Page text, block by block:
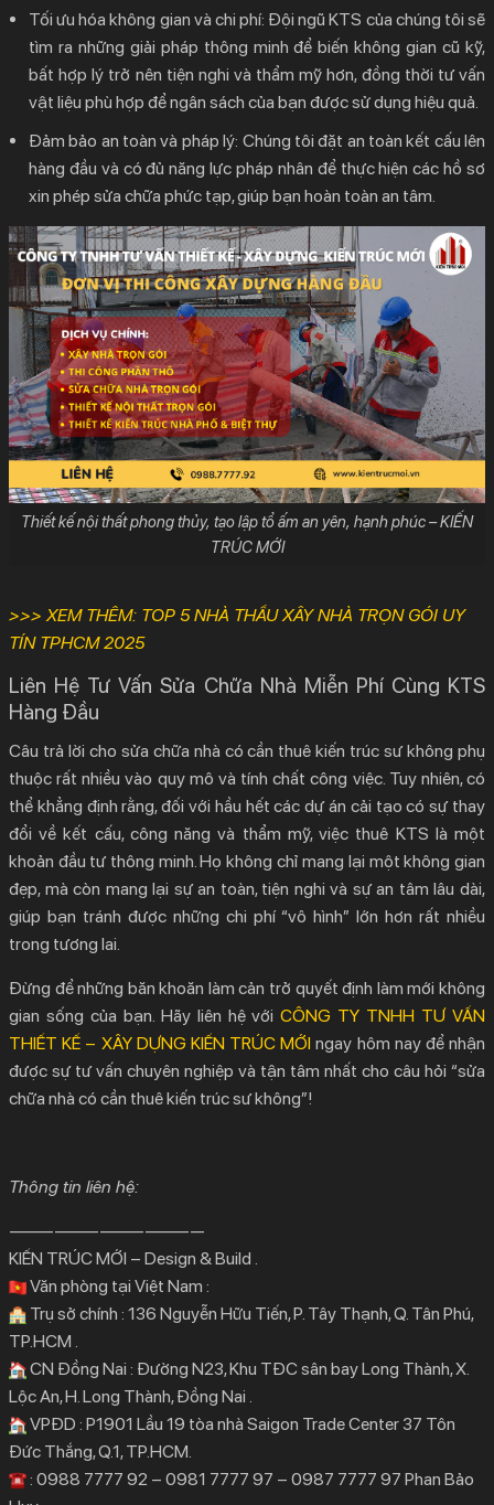
Tối ưu hóa không gian và chi phí: Đội ngũ KTS của chúng tôi sẽ
tìm ra những giải pháp thông minh để biến không gian cũ kỹ,
bất hợp lý trở nên tiện nghi và thẩm mỹ hơn, đồng thời tư vấn
vật liệu phù hợp để ngân sách của bạn được sử dụng hiệu quả.
Đảm bảo an toàn và pháp lý: Chúng tôi đặt an toàn kết cấu lên
hàng đầu và có đủ năng lực pháp nhân để thực hiện các hồ sơ
xin phép sửa chữa phức tạp, giúp bạn hoàn toàn an tâm.
Thiết kế nội thất phong thủy, tạo lập tổ ấm an yên, hạnh phúc – KIẾN
TRÚC MỚI
>>> XEM THÊM: TOP 5 NHÀ THẦU XÂY NHÀ TRỌN GÓI UY
TÍN TPHCM 2025
Liên Hệ Tư Vấn Sửa Chữa Nhà Miễn Phí Cùng KTS
Hàng Đầu
Câu trả lời cho sửa chữa nhà có cần thuê kiến trúc sư không phụ
thuộc rất nhiều vào quy mô và tính chất công việc. Tuy nhiên, có
thể khẳng định rằng, đối với hầu hết các dự án cải tạo có sự thay
đổi về kết cấu, công năng và thẩm mỹ, việc thuê KTS là một
khoản đầu tư thông minh. Họ không chỉ mang lại một không gian
đẹp, mà còn mang lại sự an toàn, tiện nghi và sự an tâm lâu dài,
giúp bạn tránh được những chi phí “vô hình” lớn hơn rất nhiều
trong tương lai.
Đừng để những băn khoăn làm cản trở quyết định làm mới không
gian sống của bạn. Hãy liên hệ vớiCÔNG TY TNHH TƯ VẤN
THIẾT KẾ – XÂY DỰNG KIẾN TRÚC MỚI ngay hôm nay để nhận
được sự tư vấn chuyên nghiệp và tận tâm nhất cho câu hỏi “sửa
chữa nhà có cần thuê kiến trúc sư không”!
Thông tin liên hệ:
—————————————
KIẾN TRÚC MỚI – Design & Build .
Văn phòng tại Việt Nam :
Trụ sở chính : 136 Nguyễn Hữu Tiến, P. Tây Thạnh, Q. Tân Phú,
TP.HCM .
CN Đồng Nai : Đường N23, Khu TĐC sân bay Long Thành, X.
Lộc An, H. Long Thành, Đồng Nai .
VPĐD : P1901 Lầu 19 tòa nhà Saigon Trade Center 37 Tôn
Đức Thắng, Q.1, TP.HCM.
: 0988 7777 92 – 0981 7777 97 – 0987 7777 97 Phan Bảo